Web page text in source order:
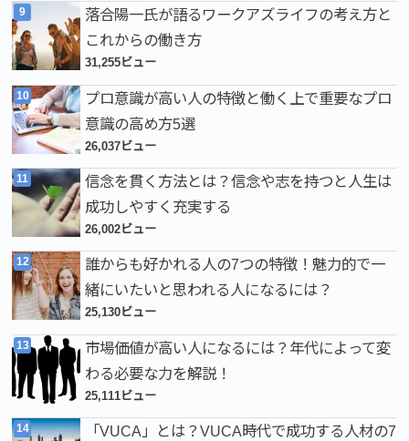
落合陽一氏が語るワークアズライフの考え方と
これからの働き方
31,255ビュー
プロ意識が高い人の特徴と働く上で重要なプロ
意識の高め方5選
26,037ビュー
信念を貫く方法とは？信念や志を持つと人生は
成功しやすく充実する
26,002ビュー
誰からも好かれる人の7つの特徴！魅力的で一
緒にいたいと思われる人になるには？
25,130ビュー
市場価値が高い人になるには？年代によって変
わる必要な力を解説！
25,111ビュー
「VUCA」とは？VUCA時代で成功する人材の7